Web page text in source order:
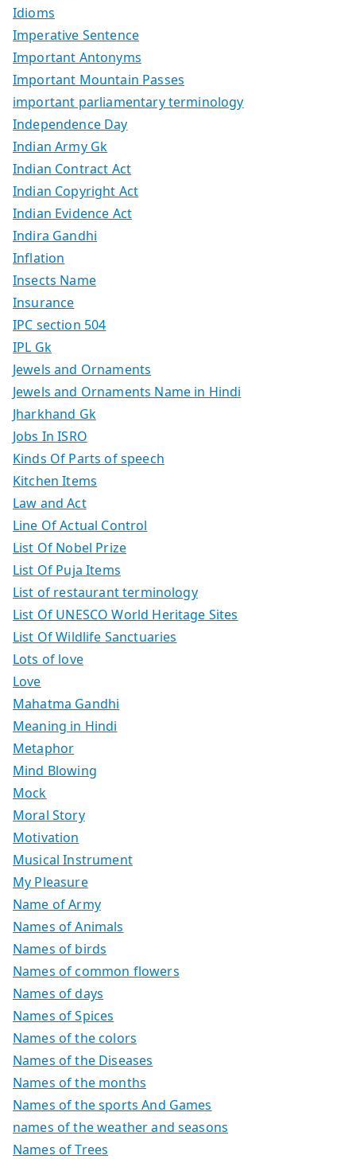
Idioms
Imperative Sentence
Important Antonyms
Important Mountain Passes
important parliamentary terminology
Independence Day
Indian Army Gk
Indian Contract Act
Indian Copyright Act
Indian Evidence Act
Indira Gandhi
Inflation
Insects Name
Insurance
IPC section 504
IPL Gk
Jewels and Ornaments
Jewels and Ornaments Name in Hindi
Jharkhand Gk
Jobs In ISRO
Kinds Of Parts of speech
Kitchen Items
Law and Act
Line Of Actual Control
List Of Nobel Prize
List Of Puja Items
List of restaurant terminology
List Of UNESCO World Heritage Sites
List Of Wildlife Sanctuaries
Lots of love
Love
Mahatma Gandhi
Meaning in Hindi
Metaphor
Mind Blowing
Mock
Moral Story
Motivation
Musical Instrument
My Pleasure
Name of Army
Names of Animals
Names of birds
Names of common flowers
Names of days
Names of Spices
Names of the colors
Names of the Diseases
Names of the months
Names of the sports And Games
names of the weather and seasons
Names of Trees